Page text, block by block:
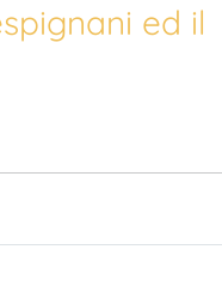
ed il